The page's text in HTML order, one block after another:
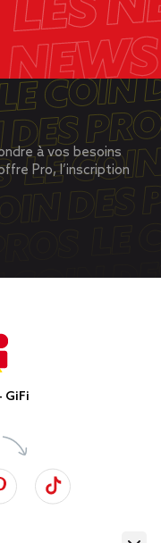
à vos besoins
Pro, l’inscription
GiFi